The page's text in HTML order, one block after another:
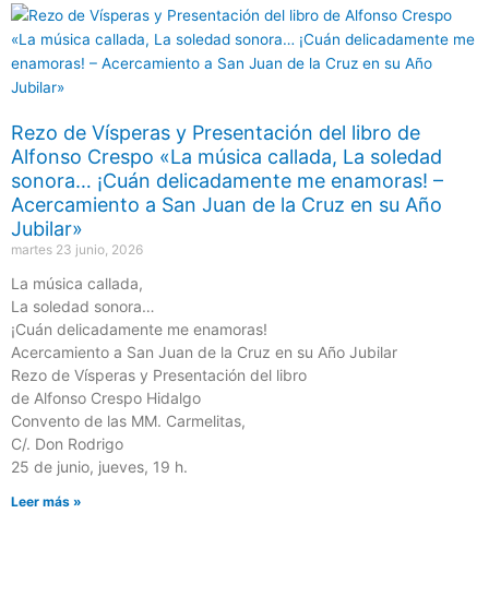
Rezo de Vísperas y Presentación del libro de
Alfonso Crespo «La música callada, La soledad
sonora… ¡Cuán delicadamente me enamoras! –
Acercamiento a San Juan de la Cruz en su Año
Jubilar»
martes 23 junio, 2026
La música callada,
La soledad sonora…
¡Cuán delicadamente me enamoras!
Acercamiento a San Juan de la Cruz en su Año Jubilar
Rezo de Vísperas y Presentación del libro
de Alfonso Crespo Hidalgo
Convento de las MM. Carmelitas,
C/. Don Rodrigo
25 de junio, jueves, 19 h.
Leer más »